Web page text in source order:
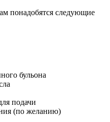
понадобятся следующие
бульона
подачи
(по желанию)